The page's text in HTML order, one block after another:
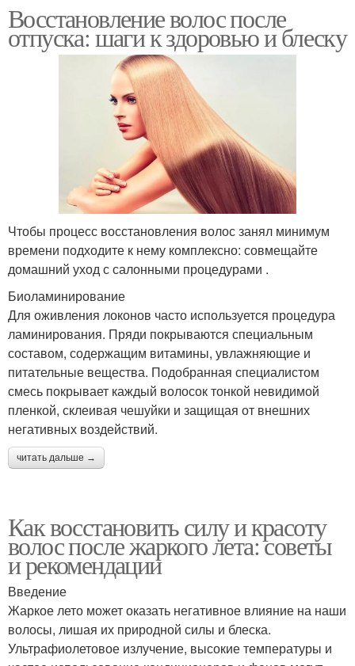
Восстановление волос после
отпуска: шаги к здоровью и блеску
Чтобы процесс восстановления волос занял минимум
времени подходите к нему комплексно: совмещайте
домашний уход с салонными процедурами .
Биоламинирование
Для оживления локонов часто используется процедура
ламинирования. Пряди покрываются специальным
составом, содержащим витамины, увлажняющие и
питательные вещества. Подобранная специалистом
смесь покрывает каждый волосок тонкой невидимой
пленкой, склеивая чешуйки и защищая от внешних
негативных воздействий.
читать дальше →
Как восстановить силу и красоту
волос после жаркого лета: советы
и рекомендации
Введение
Жаркое лето может оказать негативное влияние на наши
волосы, лишая их природной силы и блеска.
Ультрафиолетовое излучение, высокие температуры и